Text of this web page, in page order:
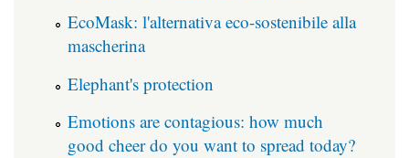
EcoMask: l'alternativa eco-sostenibile alla
mascherina
Elephant's protection
Emotions are contagious: how much
good cheer do you want to spread today?